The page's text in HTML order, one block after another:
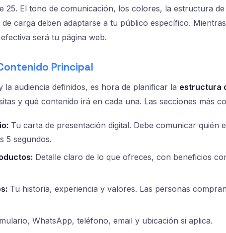
25. El tono de comunicación, los colores, la estructura
de carga deben adaptarse a tu público específico.
será tu página web.
Principal
la audiencia definidos, es hora de planificar la estructura
y qué contenido irá en cada una. Las secciones más
Tu carta de presentación digital. Debe comunicar quién
5 segundos.
Detalle claro de lo que ofreces, con beneficios
Tu historia, experiencia y valores. Las personas
WhatsApp, teléfono, email y ubicación si aplica.